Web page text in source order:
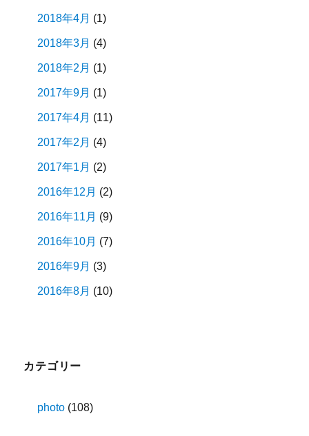
2018年4月 (1)
2018年3月 (4)
2018年2月 (1)
2017年9月 (1)
2017年4月 (11)
2017年2月 (4)
2017年1月 (2)
2016年12月 (2)
2016年11月 (9)
2016年10月 (7)
2016年9月 (3)
2016年8月 (10)
カテゴリー
photo (108)